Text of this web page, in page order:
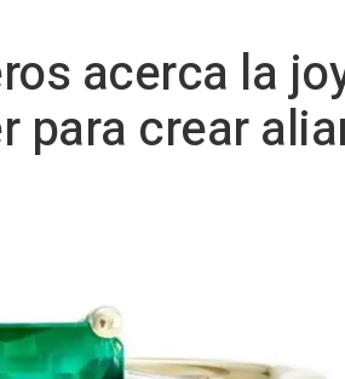
acerca la
para crear